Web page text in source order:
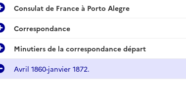
Consulat de France à Porto Alegre
Correspondance
Minutiers de la correspondance départ
Avril 1860-janvier 1872.